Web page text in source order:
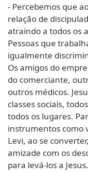
- Percebemos que
relação de
atraindo a todos os
Pessoas que
igualmente
Os amigos do
do comerciante,
outros médicos.
classes sociais,
todos os lugares.
instrumentos como
Levi, ao se
amizade com os
para levá-los a Jesus.